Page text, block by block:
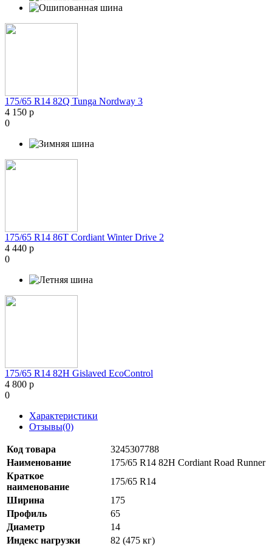
175/65 R14 82Q Tunga Nordway 3
4 150 р
0
175/65 R14 86T Cordiant Winter Drive 2
4 440 р
0
175/65 R14 82H Gislaved EcoControl
4 800 р
0
Характеристики
Отзывы(0)
Код товара
3245307788
Наименование
175/65 R14 82H Cordiant Road Runner
Краткое
наименование
175/65 R14
Ширина
175
Профиль
65
Диаметр
14
Индекс нагрузки
82 (475 кг)